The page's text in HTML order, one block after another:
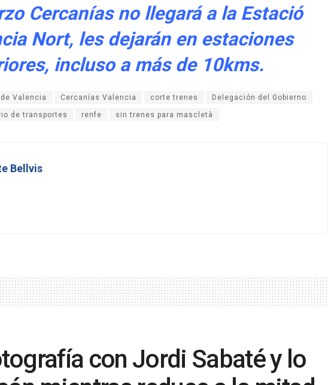
Cercanías no llegará a la Estació
Nort, les dejarán en estaciones
incluso a más de 10kms.
Valencia Cercanías Valencia corte trenes Delegación del Gobierno
de transportes renfe sin trenes para mascletà
Bellvis
con Jordi Sabaté y lo